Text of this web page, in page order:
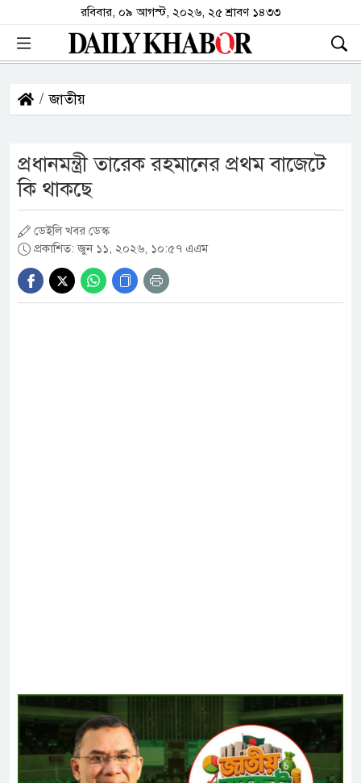
রবিবার, ০৯ আগস্ট, ২০২৬, ২৫ শ্রাবণ ১৪৩৩
জাতীয়
প্রধানমন্ত্রী তারেক রহমানের প্রথম বাজেটে
কি থাকছে
ডেইলি খবর ডেস্ক
প্রকাশিত: জুন ১১, ২০২৬, ১০:৫৭ এএম